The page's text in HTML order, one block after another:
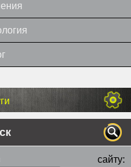
сайту: